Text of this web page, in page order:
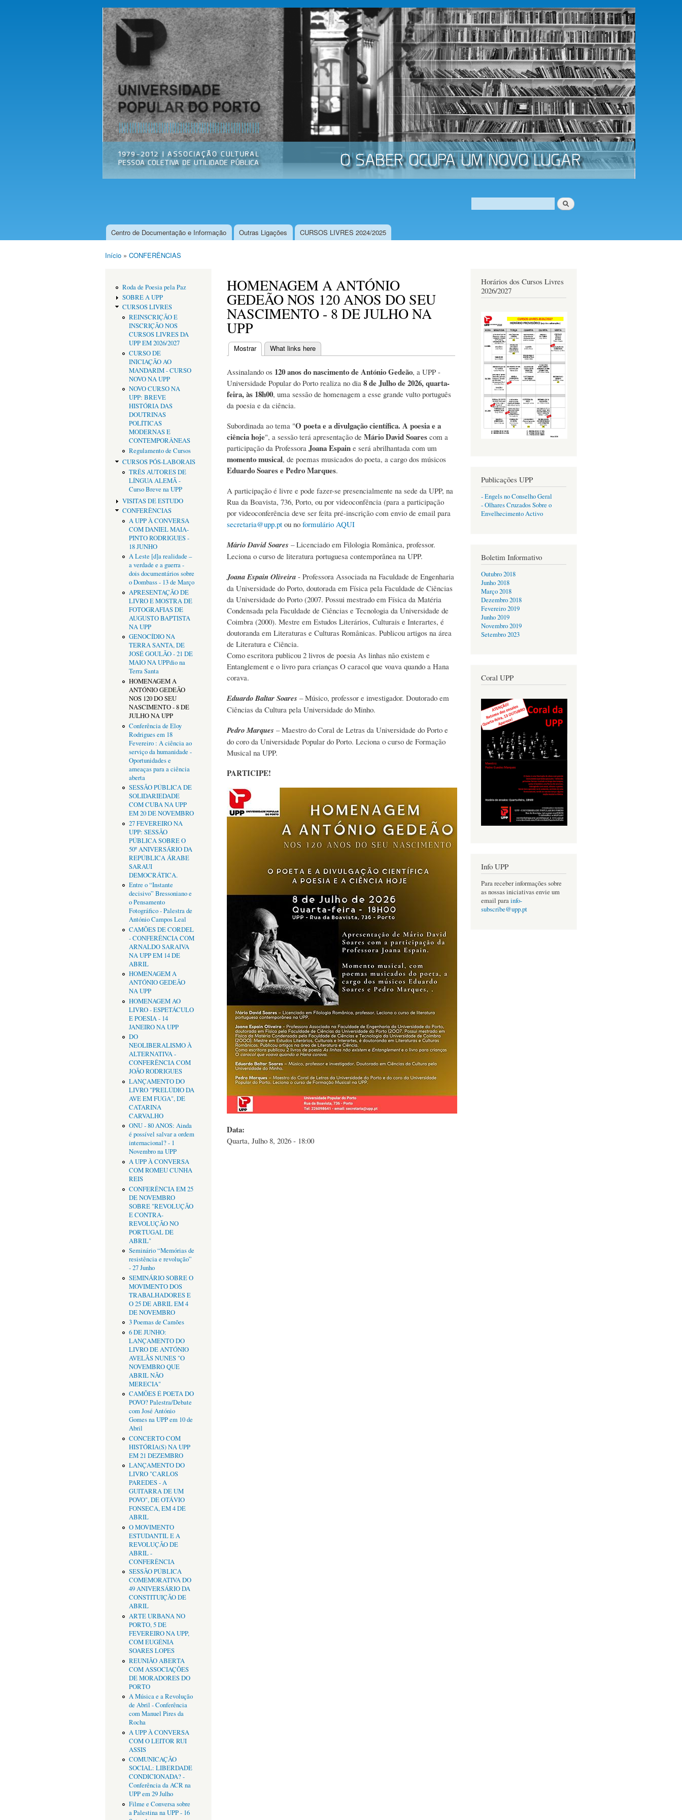
Passar
para o
conteúdo
principal
Universidade
Popular do
Porto
Associação
Cultural
Formulário de procura
Procurar
Menu principal
Centro de Documentação e Informação Outras Ligações CURSOS LIVRES 2024/2025
Início » CONFERÊNCIAS
Roda de Poesia pela Paz
SOBRE A UPP
CURSOS LIVRES
REINSCRIÇÃO E
INSCRIÇÃO NOS
CURSOS LIVRES DA
UPP EM 2026/2027
CURSO DE
INICIAÇÃO AO
MANDARIM - CURSO
NOVO NA UPP
NOVO CURSO NA
UPP: BREVE
HISTÓRIA DAS
DOUTRINAS
POLÍTICAS
MODERNAS E
CONTEMPORÂNEAS
Regulamento de Cursos
CURSOS PÓS-LABORAIS
TRÊS AUTORES DE
LÍNGUA ALEMÃ -
Curso Breve na UPP
VISITAS DE ESTUDO
CONFERÊNCIAS
A UPP À CONVERSA
COM DANIEL MAIA-
PINTO RODRIGUES -
18 JUNHO
A Leste [d]a realidade –
a verdade e a guerra -
dois documentários sobre
o Dombass - 13 de Março
APRESENTAÇÃO DE
LIVRO E MOSTRA DE
FOTOGRAFIAS DE
AUGUSTO BAPTISTA
NA UPP
GENOCÍDIO NA
TERRA SANTA, DE
JOSÉ GOULÃO - 21 DE
MAIO NA UPPdio na
Terra Santa
HOMENAGEM A
ANTÓNIO GEDEÃO
NOS 120 DO SEU
NASCIMENTO - 8 DE
JULHO NA UPP
Conferência de Eloy
Rodrigues em 18
Fevereiro : A ciência ao
serviço da humanidade -
Oportunidades e
ameaças para a ciência
aberta
SESSÃO PÚBLICA DE
SOLIDARIEDADE
COM CUBA NA UPP
EM 20 DE NOVEMBRO
27 FEVEREIRO NA
UPP: SESSÃO
PÚBLICA SOBRE O
50º ANIVERSÁRIO DA
REPÚBLICA ÁRABE
SARAUI
DEMOCRÁTICA.
Entre o “Instante
decisivo” Bressoniano e
o Pensamento
Fotográfico - Palestra de
António Campos Leal
CAMÕES DE CORDEL
- CONFERÊNCIA COM
ARNALDO SARAIVA
NA UPP EM 14 DE
ABRIL
HOMENAGEM A
ANTÓNIO GEDEÃO
NA UPP
HOMENAGEM AO
LIVRO - ESPETÁCULO
E POESIA - 14
JANEIRO NA UPP
DO
NEOLIBERALISMO À
ALTERNATIVA -
CONFERÊNCIA COM
JOÃO RODRIGUES
LANÇAMENTO DO
LIVRO "PRELÚDIO DA
AVE EM FUGA", DE
CATARINA
CARVALHO
ONU - 80 ANOS: Ainda
é possível salvar a ordem
internacional? - 1
Novembro na UPP
A UPP À CONVERSA
COM ROMEU CUNHA
REIS
CONFERÊNCIA EM 25
DE NOVEMBRO
SOBRE "REVOLUÇÃO
E CONTRA-
REVOLUÇÃO NO
PORTUGAL DE
ABRIL"
Seminário “Memórias de
resistência e revolução”
- 27 Junho
SEMINÁRIO SOBRE O
MOVIMENTO DOS
TRABALHADORES E
O 25 DE ABRIL EM 4
DE NOVEMBRO
3 Poemas de Camões
6 DE JUNHO:
LANÇAMENTO DO
LIVRO DE ANTÓNIO
AVELÃS NUNES "O
NOVEMBRO QUE
ABRIL NÃO
MERECIA"
CAMÕES É POETA DO
POVO? Palestra/Debate
com José António
Gomes na UPP em 10 de
Abril
CONCERTO COM
HISTÓRIA(S) NA UPP
EM 21 DEZEMBRO
LANÇAMENTO DO
LIVRO "CARLOS
PAREDES - A
GUITARRA DE UM
POVO", DE OTÁVIO
FONSECA, EM 4 DE
ABRIL
O MOVIMENTO
ESTUDANTIL E A
REVOLUÇÃO DE
ABRIL -
CONFERÊNCIA
SESSÃO PÚBLICA
COMEMORATIVA DO
49 ANIVERSÁRIO DA
CONSTITUIÇÃO DE
ABRIL
ARTE URBANA NO
PORTO, 5 DE
FEVEREIRO NA UPP,
COM EUGÉNIA
SOARES LOPES
REUNIÃO ABERTA
COM ASSOCIAÇÕES
DE MORADORES DO
PORTO
A Música e a Revolução
de Abril - Conferência
com Manuel Pires da
Rocha
A UPP À CONVERSA
COM O LEITOR RUI
ASSIS
COMUNICAÇÃO
SOCIAL: LIBERDADE
CONDICIONADA? -
Conferência da ACR na
UPP em 29 Julho
Filme e Conversa sobre
a Palestina na UPP - 16
HOMENAGEM A ANTÓNIO
GEDEÃO NOS 120 ANOS DO SEU
NASCIMENTO - 8 DE JULHO NA
UPP
Separadores primários
Mostrar(separador ativo)
What links here
Assinalando os 120 anos do nascimento de António Gedeão, a UPP -
Universidade Popular do Porto realiza no dia 8 de Julho de 2026, quarta-
feira, às 18h00, uma sessão de homenagem a esse grande vulto português
da poesia e da ciência.
Subordinada ao tema "O poeta e a divulgação científica. A poesia e a
ciência hoje", a sessão terá apresentação de Mário David Soares com a
participação da Professora Joana Espain e será abrilhantada com um
momento musical, de poemas musicados do poeta, a cargo dos músicos
Eduardo Soares e Pedro Marques.
A participação é livre e pode fazer-se presencialmente na sede da UPP, na
Rua da Boavista, 736, Porto, ou por videoconfência (para a participação
por videoconferência deve ser feita pré-inscrição com envio de email para
secretaria@upp.pt ou no formulário AQUI
Mário David Soares – Licenciado em Filologia Românica, professor.
Leciona o curso de literatura portuguesa contemporânea na UPP.
Joana Espain Oliveira - Professora Associada na Faculdade de Engenharia
da Universidade do Porto, doutorada em Física pela Faculdade de Ciências
da Universidade do Porto (2007. Possui mestrado em Física da Matéria
Condensada pela Faculdade de Ciências e Tecnologia da Universidade de
Coimbra (2000). Mestre em Estudos Literários, Culturais e Interartes, é
doutoranda em Literaturas e Culturas Românicas. Publicou artigos na área
de Literatura e Ciência.
Como escritora publicou 2 livros de poesia As linhas não existem e
Entanglement e o livro para crianças O caracol que voava quando a Hana
corava.
Eduardo Baltar Soares – Músico, professor e investigador. Doutorado em
Ciências da Cultura pela Universidade do Minho.
Pedro Marques – Maestro do Coral de Letras da Universidade do Porto e
do coro da Universidade Popular do Porto. Leciona o curso de Formação
Musical na UPP.
PARTICIPE!
Data:
Quarta, Julho 8, 2026 - 18:00
Horários dos Cursos Livres
2026/2027
Publicações UPP
- Engels no Conselho Geral
- Olhares Cruzados Sobre o
Envelhecimento Activo
Boletim Informativo
Outubro 2018
Junho 2018
Março 2018
Dezembro 2018
Fevereiro 2019
Junho 2019
Novembro 2019
Setembro 2023
Coral UPP
Info UPP
Para receber informações sobre
as nossas iniciativas envie um
email parainfo-
subscribe@upp.pt